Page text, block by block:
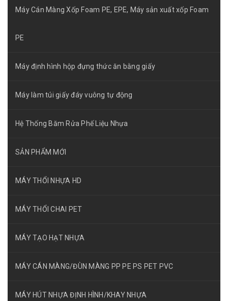
Máy Cán Màng Xốp Foam PE, EPE, Máy sản xuất xốp Foam
PE
Máy định hình hộp đựng thức ăn bằng giấy
Máy làm túi giấy đáy vuông tự động
Hệ Thống Băm Rửa Phế Liệu Nhựa
SẢN PHẨM MỚI
MÁY THỔI NHỰA HD
MÁY THỔI CHAI PET
MÁY TẠO HẠT NHỰA
MÁY CÁN MÀNG/ĐÙN MÀNG PP PE PS PET PVC
MÁY HÚT NHỰA ĐỊNH HÌNH/KHAY NHỰA